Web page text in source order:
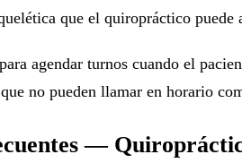
que el quiropráctico puede
agendar turnos cuando el
no pueden llamar en horario
—